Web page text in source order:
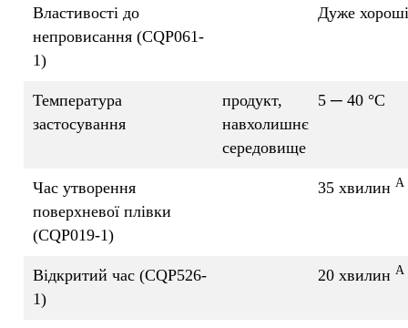
Властивості до
непровисання (CQP061-
1)
Дуже хороші
Температура
застосування
продукт,
навхолишнє
середовище
5 ─ 40 °C
Час утворення
поверхневої плівки
(CQP019-1)
35 хвилин A
Відкритий час (CQP526-
1)
20 хвилин A